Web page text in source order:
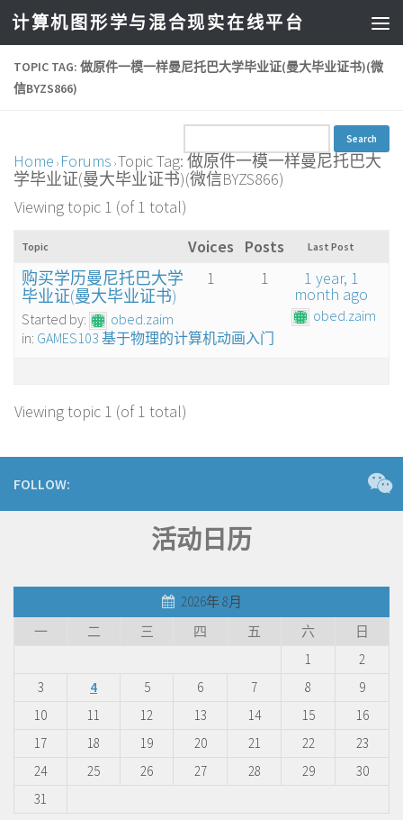
计算机图形学与混合现实在线平台
TOPIC TAG: 做原件一模一样曼尼托巴大学毕业证(曼大毕业证书)(微
信BYZS866)
Home › Forums ›Topic Tag: 做原件一模一样曼尼托巴大
学毕业证(曼大毕业证书)(微信BYZS866)
Viewing topic 1 (of 1 total)
Topic Voices Posts Last Post
购买学历曼尼托巴大学
毕业证(曼大毕业证书)
Started by:
obed.zaim
in: GAMES103 基于物理的计算机动画入门
1 1 1 year, 1
month ago
obed.zaim
Viewing topic 1 (of 1 total)
FOLLOW:
活动日历
2026年 8月
一
二 三 四 五 六
日
1
2
3
4 5 6 7 8
9
10
11 12 13 14 15
16
17
18 19 20 21 22
23
24
25 26 27 28 29
30
31